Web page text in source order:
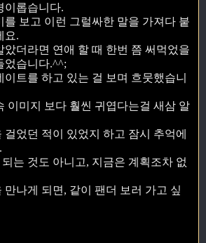
이롭습니다.
를 보고 이런 그럴싸한 말을 가져다 붙
요.
았더라면 연애 할 때 한번 쯤 써먹었을
었습니다.^^;
이트를 하고 있는 걸 보며 흐뭇했습니
이미지 보다 훨씬 귀엽다는걸 새삼 알
걸었던 적이 있었지 하고 잠시 추억에
는 것도 아니고, 지금은 계획조차 없
만나게 되면, 같이 팬더 보러 가고 싶